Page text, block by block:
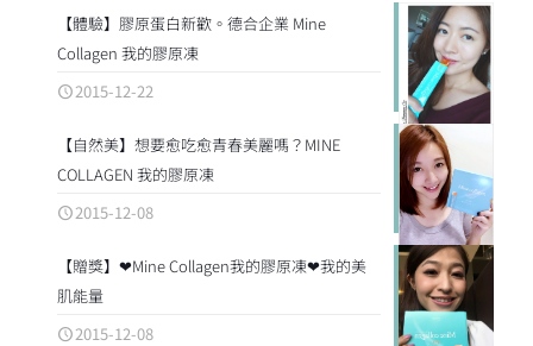
【體驗】膠原蛋白新歡。德合企業 Mine
Collagen 我的膠原凍
2015-12-22
【自然美】想要愈吃愈青春美麗嗎？MINE
COLLAGEN 我的膠原凍
2015-12-08
【贈獎】❤Mine Collagen我的膠原凍❤我的美
肌能量
2015-12-08